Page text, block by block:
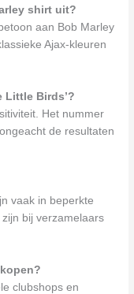
shirt uit?
aan Bob Marley
Ajax-kleuren
Little Birds’?
Het nummer
de resultaten
vaak in beperkte
bij verzamelaars
clubshops en